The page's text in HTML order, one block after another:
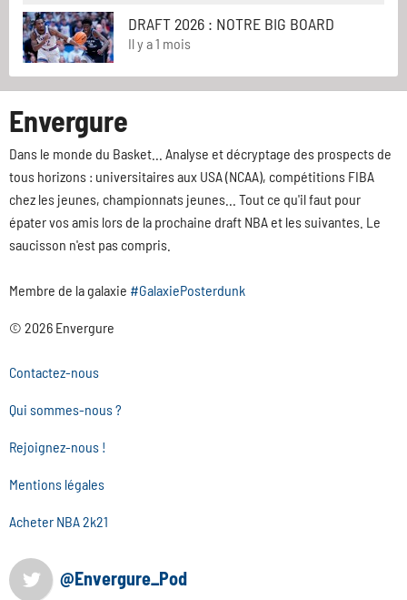
DRAFT 2026 : NOTRE BIG BOARD
Il y a 1 mois
Envergure
Dans le monde du Basket... Analyse et décryptage des prospects de
tous horizons : universitaires aux USA (NCAA), compétitions FIBA
chez les jeunes, championnats jeunes... Tout ce qu'il faut pour
épater vos amis lors de la prochaine draft NBA et les suivantes. Le
saucisson n'est pas compris.
Membre de la galaxie #GalaxiePosterdunk
© 2026 Envergure
Contactez-nous
Qui sommes-nous ?
Rejoignez-nous !
Mentions légales
Acheter NBA 2k21
@Envergure_Pod